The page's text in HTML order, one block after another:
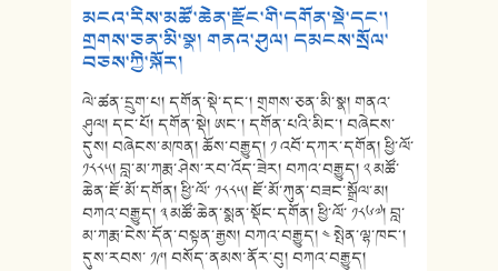
མངའ་རིས་མཚོ་ཆེན་རྫོང་གི་དགོན་སྡེ་དང་།
གྲགས་ཅན་མི་སྣ། གནའ་ཤུལ། དམངས་སྲོལ་
བཅས་ཀྱི་སྐོར།
ལེ་ཚན་དྲུག་པ། དགོན་སྡེ་དང་། གྲགས་ཅན་མི་སྣ། གནའ་
ཤུལ། དང་པོ། དགོན་སྡེ། ཨང་། དགོན་པའི་མིང་། བཞེངས་
དུས། བཞེངས་མཁན། ཆོས་བརྒྱུད། ༡ འབོ་དཀར་དགོན། ཕྱི་ལོ་
༡༨༨༥། བླ་མ་ཀརྨ་ཤེས་རབ་འོད་ཟེར། བཀའ་བརྒྱུད། ༢ མཚོ་
ཆེན་ཇོ་མོ་དགོན། ཕྱི་ལོ་ ༡༨༨༥། ཇོ་མོ་ཀུན་བཟང་སྒྲོལ་མ།
བཀའ་བརྒྱུད། ༣ མཚོ་ཆེན་སྨན་སྡོང་དགོན། ཕྱི་ལོ་ ༡༨༦༧། བླ་
མ་ཀརྨ་ངེས་དོན་བསྟན་རྒྱས། བཀའ་བརྒྱུད། ༤ སྤེན་ལྷ་ཁང་།
དུས་རབས་ ༡༩། བསོད་ནམས་ནོར་བུ། བཀའ་བརྒྱུད།